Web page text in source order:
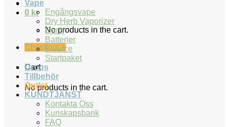
0 kr
No products in the cart.
Checkout +
Cart
No products in the cart.
Vape
Engångsvape
Dry Herb Vaporizer
Carts
Batterier
E-Juice
Startpaket
Drops
Tillbehör
Outlet
KUNDTJÄNST
Kontakta Oss
Kunskapsbank
FAQ